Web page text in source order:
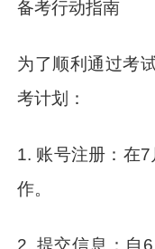
备考行动指南
为了顺利通过考
考计划：
1. 账号注册：在
作。
2. 提交信息：自